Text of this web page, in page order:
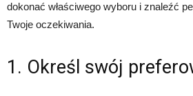
dokonać właściwego wyboru i znaleźć
Twoje oczekiwania.
1. Określ swój